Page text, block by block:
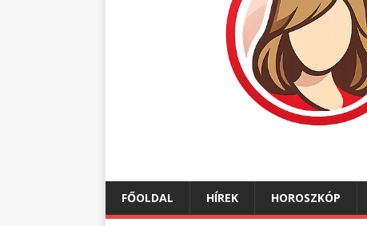
FŐOLDAL HÍREK HOROSZKÓP